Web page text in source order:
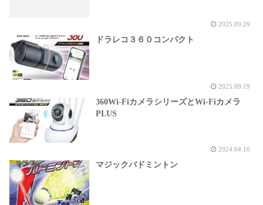
2025.09.29
ドラレコ３６０コンパクト
2025.09.19
360Wi-FiカメラシリーズとWi-Fiカメラ
PLUS
2024.04.10
マジックバドミントン